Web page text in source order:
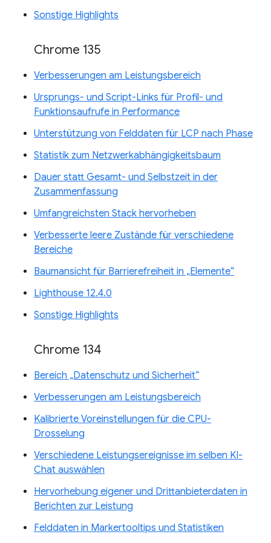
Sonstige Highlights
Chrome 135
Verbesserungen am Leistungsbereich
Ursprungs- und Script-Links für Profil- und
Funktionsaufrufe in Performance
Unterstützung von Felddaten für LCP nach Phase
Statistik zum Netzwerkabhängigkeitsbaum
Dauer statt Gesamt- und Selbstzeit in der
Zusammenfassung
Umfangreichsten Stack hervorheben
Verbesserte leere Zustände für verschiedene
Bereiche
Baumansicht für Barrierefreiheit in „Elemente“
Lighthouse 12.4.0
Sonstige Highlights
Chrome 134
Bereich „Datenschutz und Sicherheit“
Verbesserungen am Leistungsbereich
Kalibrierte Voreinstellungen für die CPU-
Drosselung
Verschiedene Leistungsereignisse im selben KI-
Chat auswählen
Hervorhebung eigener und Drittanbieterdaten in
Berichten zur Leistung
Felddaten in Markertooltips und Statistiken